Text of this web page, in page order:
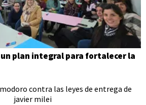
plan integral para fortalecer la